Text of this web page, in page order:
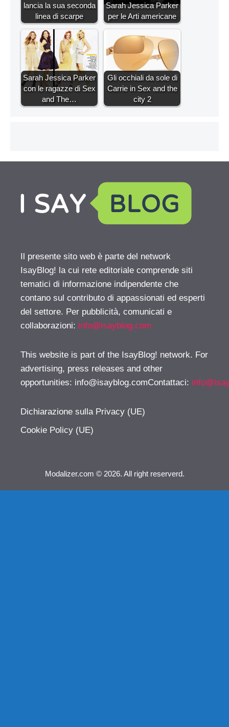
lancia la sua seconda
linea di scarpe
Sarah Jessica Parker
per le Arti americane
Sarah Jessica Parker
con le ragazze di Sex
and The…
Gli occhiali da sole di
Carrie in Sex and the
city 2
Il presente sito web è parte del network
IsayBlog! la cui rete editoriale comprende siti
tematici di informazione indipendente che
contano sul contributo di appassionati ed esperti
del settore. Per pubblicità, comunicati e
collaborazioni: info@isayblog.com
This website is part of the IsayBlog! network. For
advertising, press releases and other
opportunities: info@isayblog.comContattaci:
Dichiarazione sulla Privacy (UE)
Cookie Policy (UE)
Modalizer.com © 2026. All right reserverd.